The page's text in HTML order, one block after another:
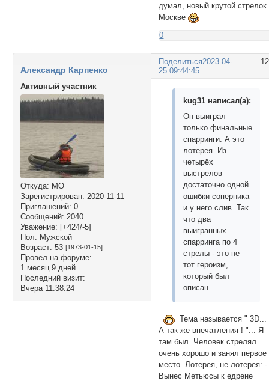
думал, новый крутой стрелок
Москве
0
Поделиться2023-04-
25 09:44:45
Александр Карпенко
Активный участник
Откуда: МО
Зарегистрирован: 2020-11-11
Приглашений: 0
Сообщений: 2040
Уважение: [+424/-5]
Пол: Мужской
Возраст: 53 [1973-01-15]
Провел на форуме:
1 месяц 9 дней
Последний визит:
Вчера 11:38:24
kug31 написал(а):
Он выиграл
только финальные
спарринги. А это
лотерея. Из
четырёх
выстрелов
достаточно одной
ошибки соперника
и у него слив. Так
что два
выигранных
спарринга по 4
стрелы - это не
тот героизм,
который был
описан
Тема называется " 3D...
А так же впечатления ! "... Я
там был. Человек стрелял
очень хорошо и занял первое
место. Лотерея, не лотерея: -
Вынес Метьюсы к едрене